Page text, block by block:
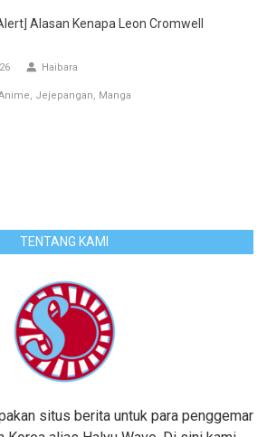
Alasan Kenapa Leon Cromwell
Haibara
Jejepangan Manga
TENTANG KAMI
situs berita untuk para penggemar